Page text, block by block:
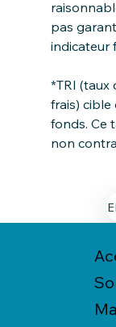
pas
indicateur
*TRI (taux
frais) cible
fonds. Ce
non